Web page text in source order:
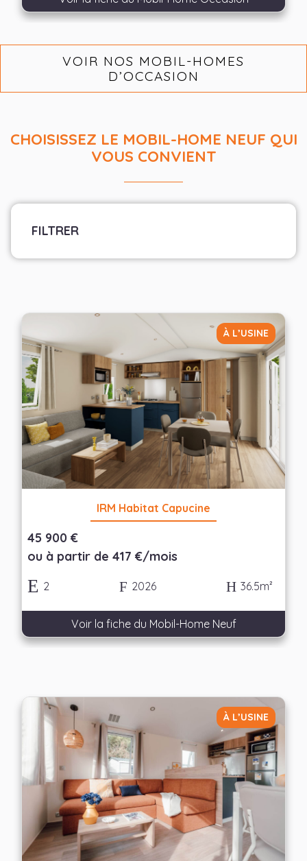
VOIR NOS MOBIL-HOMES
D’OCCASION
CHOISISSEZ LE MOBIL-HOME NEUF QUI
VOUS CONVIENT
FILTRER
Largeur
Nombre de chambres
— Choisir —
Appliquer les filtres
À L’USINE
IRM Habitat Capucine
45 900 €
ou à partir de 417 €/mois
2 2026 36.5m²
Voir la fiche du Mobil-Home Neuf
À L’USINE